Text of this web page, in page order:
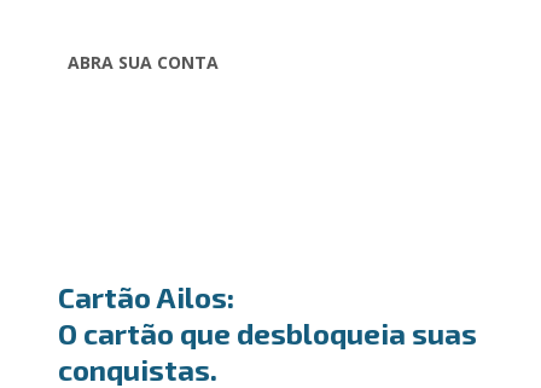
ABRA SUA CONTA
Cartão Ailos:
O cartão que desbloqueia suas
conquistas.